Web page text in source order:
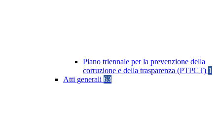
Piano triennale per la prevenzione della
corruzione e della trasparenza (PTPCT) 1
Atti generali 63